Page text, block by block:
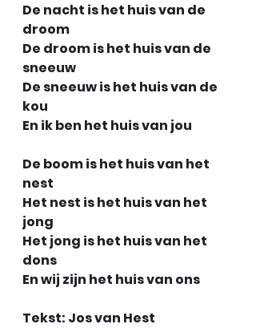
De nacht is het huis van de
droom
De droom is het huis van de
sneeuw
De sneeuw is het huis van de
kou
En ik ben het huis van jou
De boom is het huis van het
nest
Het nest is het huis van het
jong
Het jong is het huis van het
dons
En wij zijn het huis van ons
Tekst: Jos van Hest